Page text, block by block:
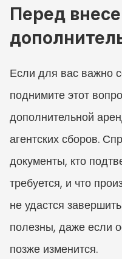
Перед
Если для вас важно
поднимите этот
дополнительной
агентских сборов.
документы, кто
требуется, и что
не удастся
полезны, даже если
позже изменится.